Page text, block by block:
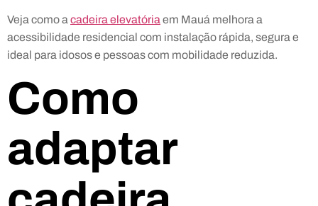
Veja como a cadeira elevatória em Mauá melhora a
acessibilidade residencial com instalação rápida, segura e
ideal para idosos e pessoas com mobilidade reduzida.
Como
adaptar